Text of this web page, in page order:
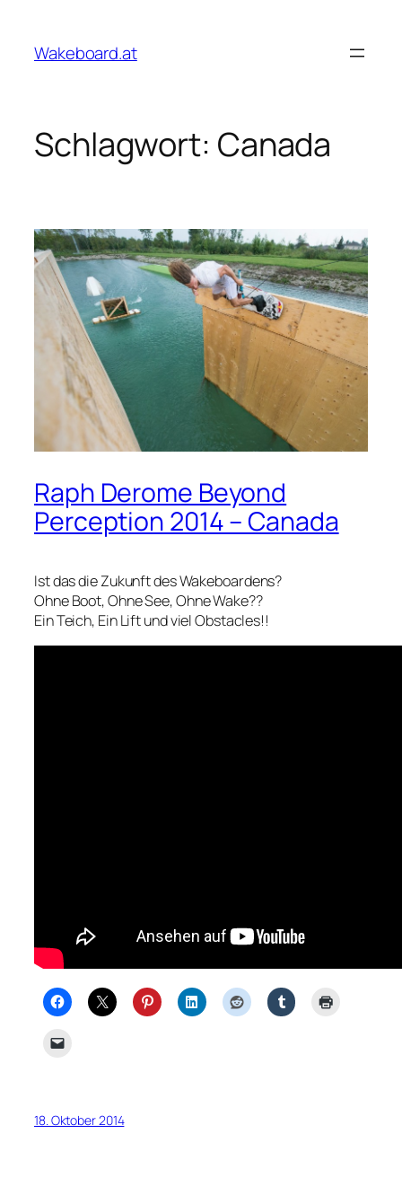
springen
Wakeboard.at
Schlagwort: Canada
Raph Derome Beyond
Perception 2014 – Canada
Ist das die Zukunft des Wakeboardens?
Ohne Boot, Ohne See, Ohne Wake??
Ein Teich, Ein Lift und viel Obstacles!!
18. Oktober 2014